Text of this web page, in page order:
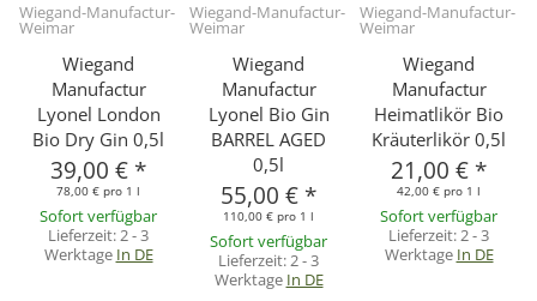
Wiegand-Manufactur-
Weimar
Wiegand
Manufactur
Lyonel London
Bio Dry Gin 0,5l
39,00 € *
78,00 € pro 1 l
Sofort verfügbar
Lieferzeit:2 - 3
Werktage In DE
Wiegand-Manufactur-
Weimar
Wiegand
Manufactur
Lyonel Bio Gin
BARREL AGED
0,5l
55,00 € *
110,00 € pro 1 l
Sofort verfügbar
Lieferzeit:2 - 3
Werktage In DE
Wiegand-Manufactur-
Weimar
Wiegand
Manufactur
Heimatlikör Bio
Kräuterlikör 0,5l
21,00 € *
42,00 € pro 1 l
Sofort verfügbar
Lieferzeit:2 - 3
Werktage In DE